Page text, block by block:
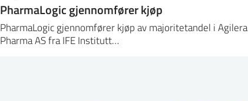
PharmaLogic gjennomfører kjøp
PharmaLogic gjennomfører kjøp av majoritetandel i Agilera
Pharma AS fra IFE Institutt…